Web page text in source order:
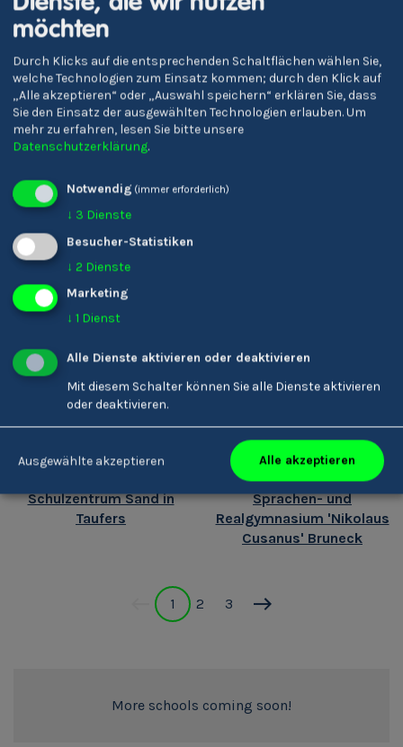
Oberschulzentrum
Schulzentrum Sand in
Taufers
Sprachen- und
Realgymnasium 'Nikolaus
Cusanus' Bruneck
1 2 3
More schools coming soon!
möchten
Durch Klicks auf die entsprechenden Schaltflächen wählen Sie,
welche Technologien zum Einsatz kommen; durch den Klick auf
„Alle akzeptieren“ oder „Auswahl speichern“ erklären Sie, dass
Sie den Einsatz der ausgewählten Technologien erlauben.Um
mehr zu erfahren, lesen Sie bitte unsere
Datenschutzerklärung.
Notwendig (immer erforderlich)
↓ 3 Dienste
Besucher-Statistiken
↓ 2 Dienste
Marketing
↓ 1 Dienst
Alle Dienste aktivieren oder deaktivieren
Mit diesem Schalter können Sie alle Dienste aktivieren
oder deaktivieren.
Ausgewählte akzeptieren Alle akzeptieren